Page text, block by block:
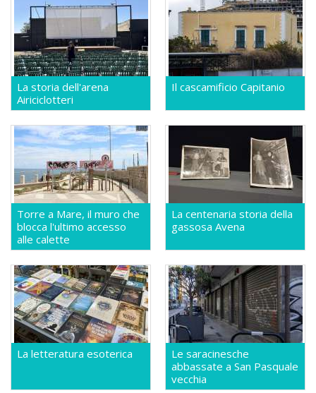
La storia dell'arena
Airiciclotteri
Il cascamificio Capitanio
Torre a Mare, il muro che
blocca l'ultimo accesso
alle calette
La centenaria storia della
gassosa Avena
La letteratura esoterica
Le saracinesche
abbassate a San Pasquale
vecchia